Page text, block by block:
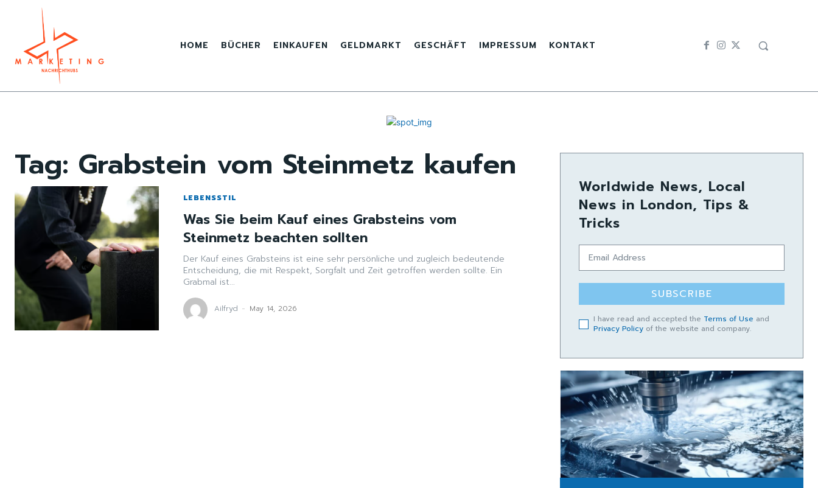
HOME BÜCHER EINKAUFEN GELDMARKT GESCHÄFT IMPRESSUM KONTAKT
Tag: Grabstein vom Steinmetz kaufen
LEBENSSTIL
Was Sie beim Kauf eines Grabsteins vom
Steinmetz beachten sollten
Der Kauf eines Grabsteins ist eine sehr persönliche und zugleich bedeutende
Entscheidung, die mit Respekt, Sorgfalt und Zeit getroffen werden sollte. Ein
Grabmal ist...
Ailfryd - May 14, 2026
Worldwide News, Local
News in London, Tips &
Tricks
SUBSCRIBE
I have read and accepted the Terms of Use and
Privacy Policy of the website and company.